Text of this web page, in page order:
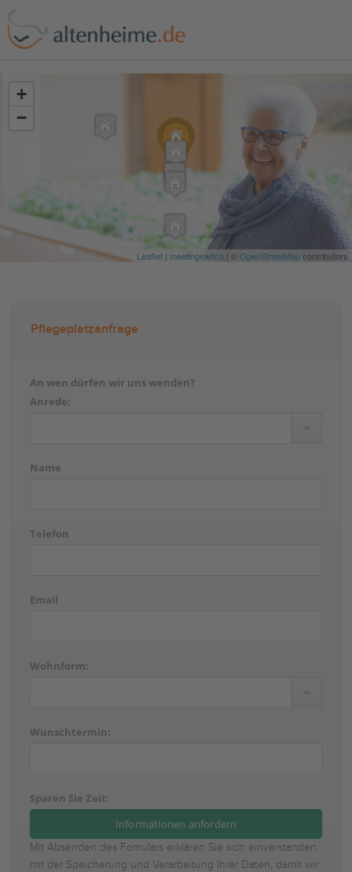
+
−
Leaflet | meetingswitch | ©OpenStreetMapcontributors
Pflegeplatzanfrage
An wen dürfen wir uns wenden?
Anrede:
Name
Telefon
Email
Wohnform:
Wunschtermin:
Sparen Sie Zeit:
Mit Absenden des Fomulars erklären Sie sich einverstanden
mit der Speicherung und Verarbeitung Ihrer Daten, damit wir